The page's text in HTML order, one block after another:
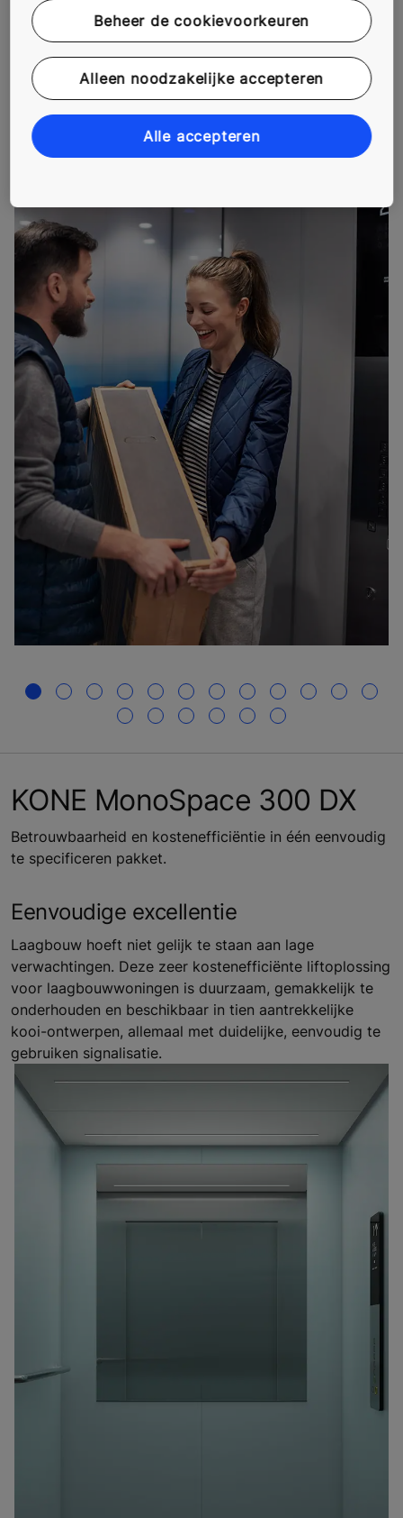
Geef bewoners en huurders uitstekend rijcomfort in een
betrouwbare, geconnecteerde en milieuvriendelijke lift
met een breed scala aan interieuropties om uit te
kiezen.
KONE MonoSpace 300 DX
Betrouwbaarheid en kostenefficiëntie in één eenvoudig
te specificeren pakket.
Eenvoudige excellentie
Laagbouw hoeft niet gelijk te staan aan lage
verwachtingen. Deze zeer kostenefficiënte liftoplossing
voor laagbouwwoningen is duurzaam, gemakkelijk te
onderhouden en beschikbaar in tien aantrekkelijke
kooi-ontwerpen, allemaal met duidelijke, eenvoudig te
gebruiken signalisatie.
Beheer de cookievoorkeuren
Alleen noodzakelijke accepteren
Alle accepteren